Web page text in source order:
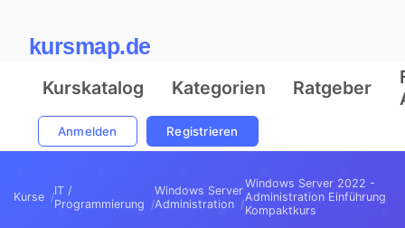
kursmap.de
Kurskatalog Kategorien Ratgeber
Anmelden Registrieren
Kurse
IT /
Programmierung
Windows Server
Administration
Windows Server 2022 -
Administration Einführung
Kompaktkurs